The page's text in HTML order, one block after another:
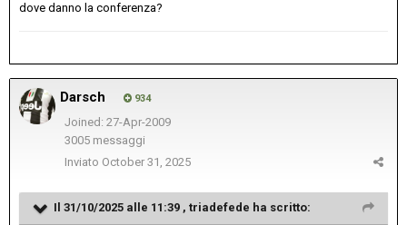
dove danno la conferenza?
Darsch 934
Joined: 27-Apr-2009
3005 messaggi
Inviato October 31, 2025
Il 31/10/2025 alle 11:39 , triadefede ha scritto: